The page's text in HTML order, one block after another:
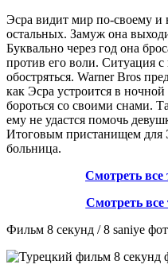
Эсра видит мир по-своему и
остальных. Замуж она
Буквально через год она
против его воли. Ситуация
обостряться. Warner Bros
как Эсра устроится в
бороться со своими снами.
ему не удастся помочь
Итоговым пристанищем для
больница.
Смотреть все
Смотреть
Фильм 8 секунд / 8 saniye